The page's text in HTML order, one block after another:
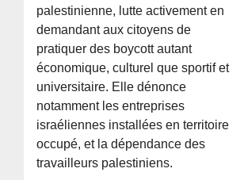
palestinienne, lutte activement en
demandant aux citoyens de
pratiquer des boycott autant
économique, culturel que sportif et
universitaire. Elle dénonce
notamment les entreprises
israéliennes installées en territoire
occupé, et la dépendance des
travailleurs palestiniens.